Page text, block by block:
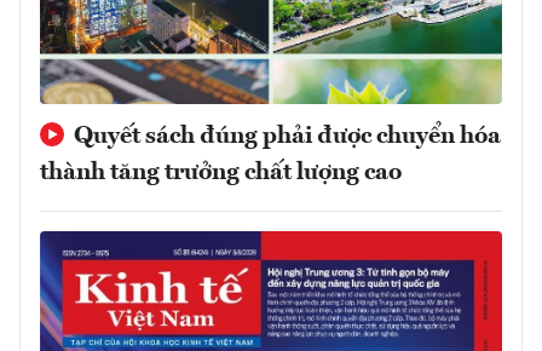
Quyết sách đúng phải được chuyển hóa
thành tăng trưởng chất lượng cao